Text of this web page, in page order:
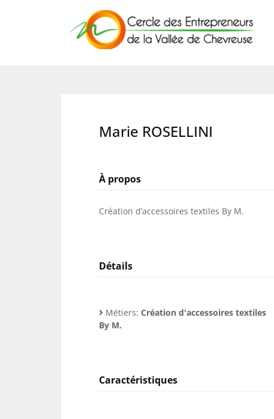
Marie ROSELLINI
À propos
Création d’accessoires textiles By M.
Détails
Métiers: Création d'accessoires textiles
By M.
Caractéristiques